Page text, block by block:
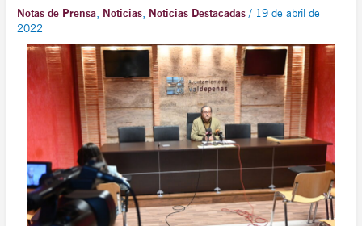
Notas de Prensa, Noticias, Noticias Destacadas / 19 de abril de
2022